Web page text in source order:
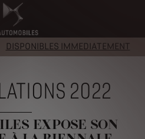
DISPONIBLES IMMEDIATEMENT
2022
EXPOSE SON